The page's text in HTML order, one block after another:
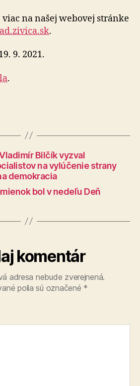
na našej webovej stránke
.
9. 2021.
.
Bilčík vyzval
na vylúčenie strany
demokracia
bol v nedeľu Deň
komentár
adresa nebude zverejnená.
polia sú označené *